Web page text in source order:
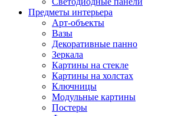
Предметы интерьера
Арт-объекты
Вазы
Декоративные панно
Зеркала
Картины на стекле
Картины на холстах
Ключницы
Модульные картины
Постеры